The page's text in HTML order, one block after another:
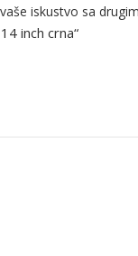
iskustvo sa
inch crna“